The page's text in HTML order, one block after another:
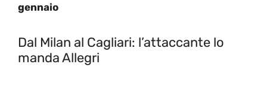
gennaio
Dal Milan al Cagliari: l’attaccante lo
manda Allegri